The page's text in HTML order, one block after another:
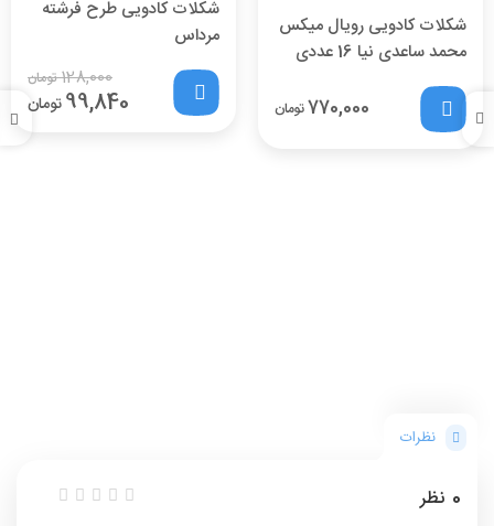
شکلات کادویی رویال میکس
محمد ساعدی نیا 16 عددی
160 گرمی
770,000تومان
شکلات کادویی طرح فرشته
مرداس
128,000تومان
99,840تومان
نظرات
0 نظر